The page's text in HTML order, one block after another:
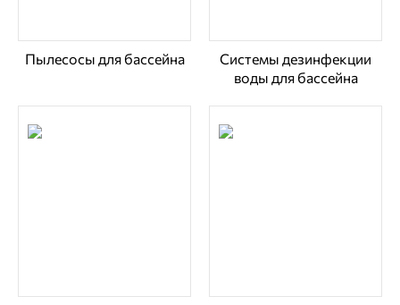
Пылесосы для бассейна
Системы дезинфекции
воды для бассейна